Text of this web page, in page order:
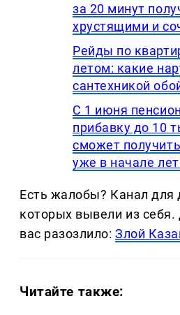
за 20 минут
хрустящими и
Рейды по
летом: какие
сантехникой
С 1 июня
прибавку до 10
сможет
уже в начале
Есть жалобы? Канал для
которых вывели из себя.
вас разозлило:Злой
Читайте также: